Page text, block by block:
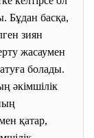
Бұдан басқа,
зиян
жасаумен
болады.
әкімшілік
қатар,